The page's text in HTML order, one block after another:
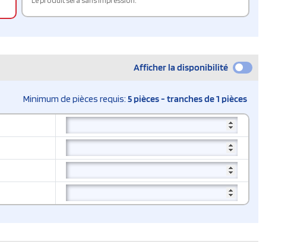
Afficher la disponibilité
Minimum de pièces requis: 5 pièces - tranches de 1 pièces